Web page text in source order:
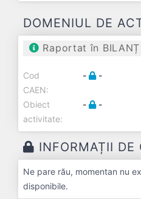
DOMENIUL DE
Raportat în BILANȚ
Cod
CAEN:
- -
Obiect
activitate:
- -
INFORMAȚII DE
Ne pare rău, momentan nu
disponibile.